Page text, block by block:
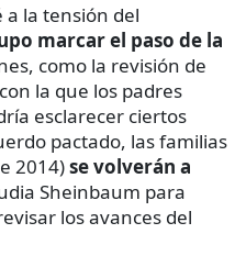
la tensión del
marcar el paso de la
como la revisión de
la que los padres
esclarecer ciertos
pactado, las familias
2014)se volverán a
Sheinbaum para
los avances del